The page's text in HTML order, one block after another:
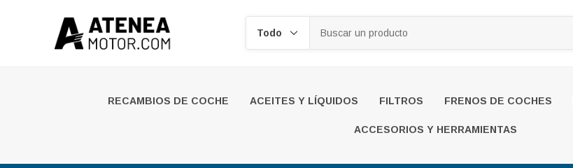
RECAMBIOS DE COCHE ACEITES Y LÍQUIDOS FILTROS FRENOS DE COCHES
ACCESORIOS Y HERRAMIENTAS